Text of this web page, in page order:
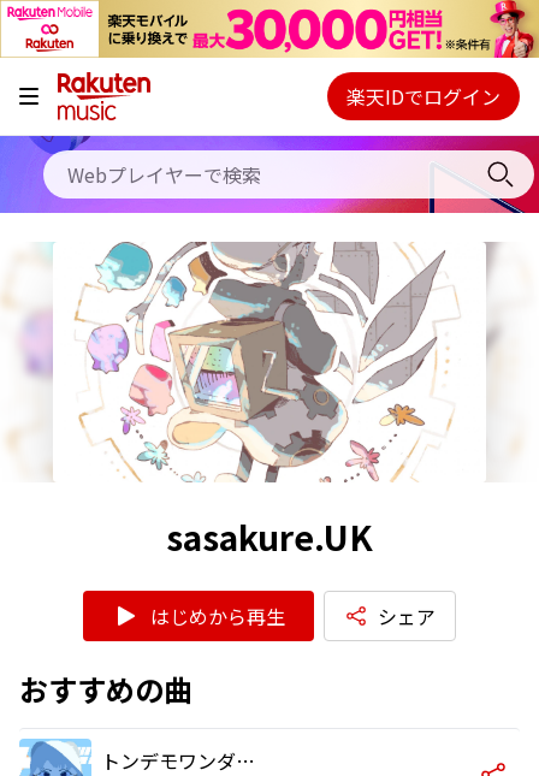
キャンペーン
料金プラン
使い方
初回30日間無料お試し
Webプレイヤー
ご契約内容の確認・変更
楽天IDでログイン
sasakure.UK
はじめから再生 シェア
おすすめの曲
トンデモワンダーズ